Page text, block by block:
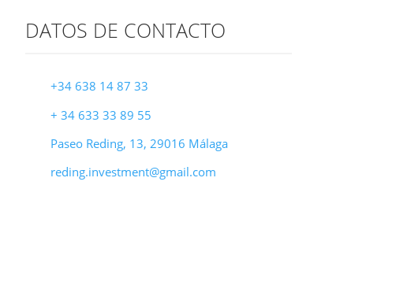
DATOS DE CONTACTO
+34 638 14 87 33
+ 34 633 33 89 55
Paseo Reding, 13, 29016 Málaga
reding.investment@gmail.com